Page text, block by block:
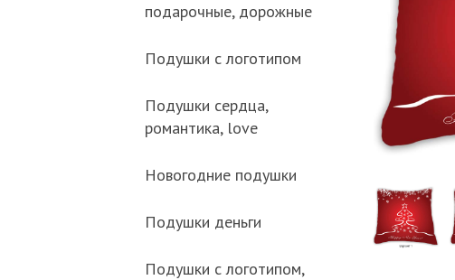
подарочные, дорожные
Подушки с логотипом
Подушки сердца,
романтика, love
Новогодние подушки
Подушки деньги
Подушки с логотипом,